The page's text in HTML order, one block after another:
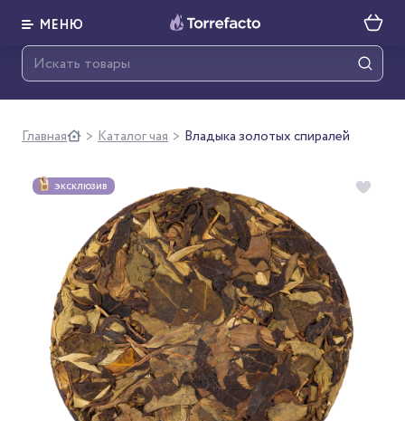
МЕНЮ
Главная > Каталог чая > Владыка золотых спиралей
ЭКСКЛЮЗИВ